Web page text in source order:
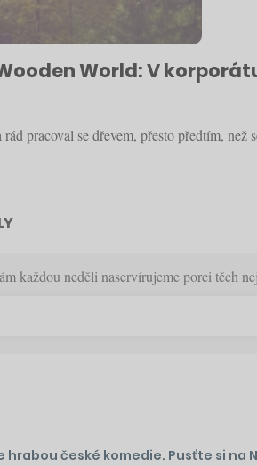
World: V
pracoval se dřevem, přesto předtím,
každou neděli naservírujeme porci těch
hrabou české komedie. Pusťte si